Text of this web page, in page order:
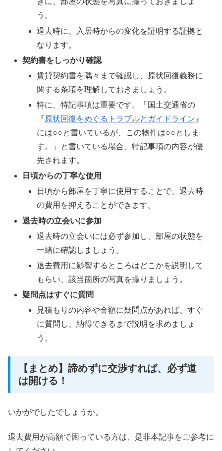
う。
退去時に、入居時からの変化を証明する証拠と
なります。
契約書をしっかり確認
賃貸契約書を隅々まで確認し、原状回復義務に
関する条項を理解しておきましょう。
特に、特記事項は重要です。「国土交通省の
『原状回復をめぐるトラブルとガイドライン 』
には○○と書いているが、この物件は○○としま
す。」と書いている場合、特記事項の内容が優
先されます。
日頃からの丁寧な使用
日頃から部屋を丁寧に使用することで、退去時
の費用を抑えることができます。
退去時の立会いに参加
退去時の立会いには必ず参加し、部屋の状態を
一緒に確認しましょう。
退去費用に影響するところはどこかを説明して
もらい、該当箇所の写真を撮りましょう。
疑問点はすぐに質問
見積もりの内容や金額に疑問点があれば、すぐ
に質問し、納得できるまで説明を求めましょ
う。
【まとめ】諦めずに交渉すれば、必ず道
は開ける！
いかがでしたでしょうか。
退去費用が高額で困っている方は、是非本記事をご参考に